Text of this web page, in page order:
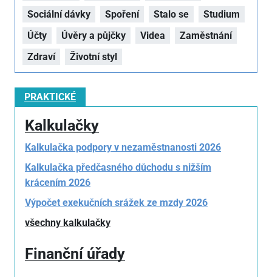
Sociální dávky
Spoření Stalo se
Studium
Účty
Úvěry a půjčky Videa
Zaměstnání
Zdraví
Životní styl
PRAKTICKÉ
Kalkulačky
Kalkulačka podpory v nezaměstnanosti 2026
Kalkulačka předčasného důchodu s nižším
krácením 2026
Výpočet exekučních srážek ze mzdy 2026
všechny kalkulačky
Finanční úřady